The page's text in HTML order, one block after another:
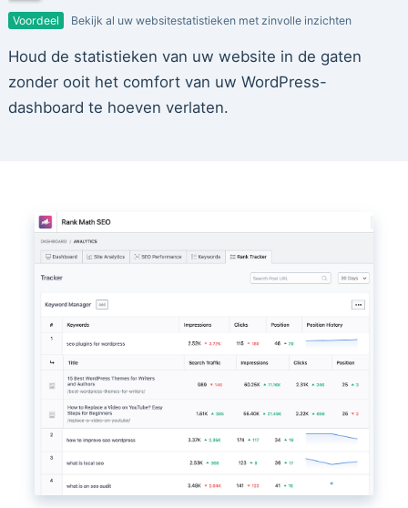
Voordeel Bekijk al uw websitestatistieken met zinvolle inzichten
Houd de statistieken van uw website in de gaten
zonder ooit het comfort van uw WordPress-
dashboard te hoeven verlaten.